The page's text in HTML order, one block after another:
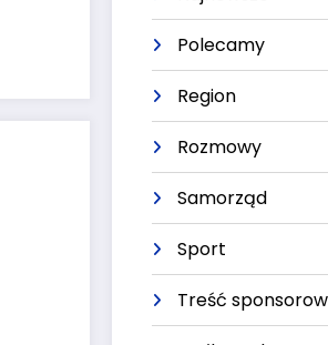
Polecamy
Region
Rozmowy
Samorząd
Sport
Treść